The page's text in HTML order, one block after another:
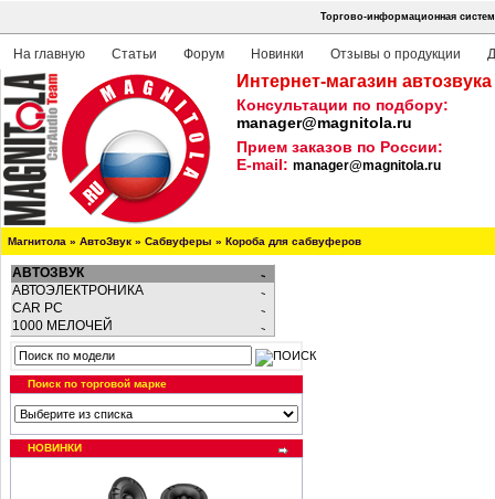
Торгово-информационная
На главную Статьи Форум Новинки Отзывы о продукции
Интернет-магазин
Консультации по подбору:
manager@magnitola.ru
Прием заказов по России:
E-mail: manager@magnitola.ru
Магнитола » АвтоЗвук » Сабвуферы » Короба для сабвуферов
АВТОЗВУК
АВТОЭЛЕКТРОНИКА
CAR PC
1000 МЕЛОЧЕЙ
Поиск по торговой марке
НОВИНКИ